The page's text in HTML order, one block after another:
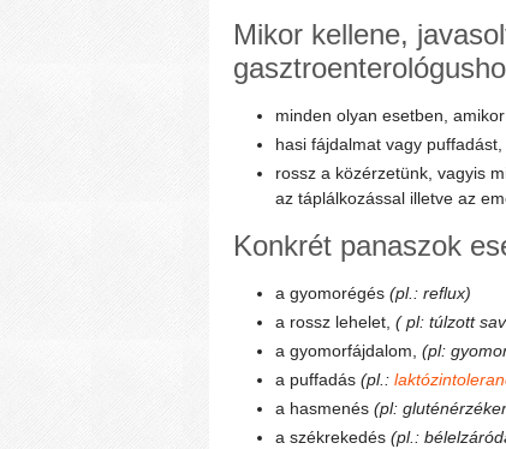
Mikor kellene,
minden olyan esetben,
hasi fájdalmat vagy
rossz a közérzetünk, vagyis
az táplálkozással illetve az
Konkrét panaszok
a gyomorégés (pl.: reflux)
a rossz lehelet, ( pl: túlzott
a gyomorfájdalom, (pl:
a puffadás (pl.:
a hasmenés (pl:
a székrekedés (pl.: